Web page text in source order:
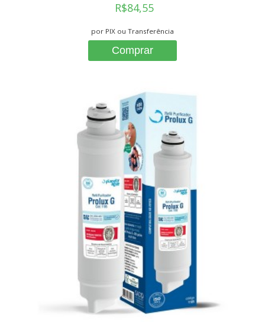
R$84,55
por PIX ou Transferência
Comprar